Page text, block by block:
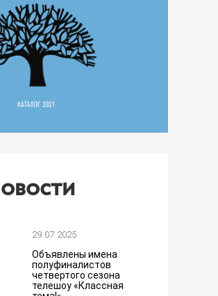
29.07.2025
Объявлены имена
полуфиналистов
четвертого сезона
телешоу «Классная